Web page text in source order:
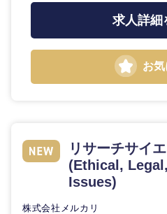
サービス
クリエイ
M&A・
経営企
その他
マーケティング
コンサルタント
素材・化学・金属
食品・化粧品・アパレ
金融
建設・不動産
こだわり条件を入力
上場企業
外資系企業
求人詳細
お気
リサーチサイ
(Ethical,
Issues)
株式会社メルカリ